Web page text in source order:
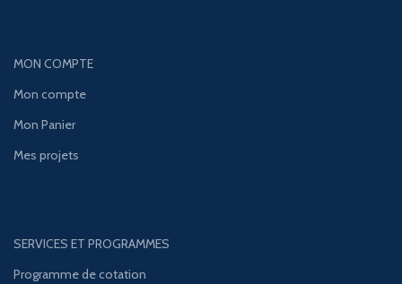
MON COMPTE
Mon compte
Mon Panier
Mes projets
SERVICES ET PROGRAMMES
Programme de cotation